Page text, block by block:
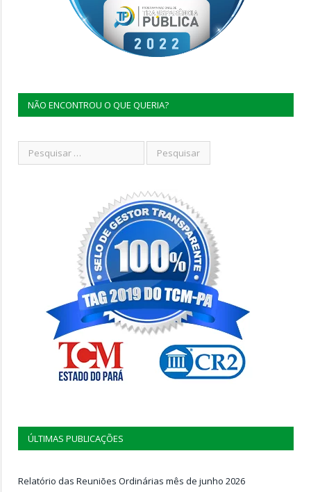
NÃO ENCONTROU O QUE QUERIA?
ÚLTIMAS PUBLICAÇÕES
Relatório das Reuniões Ordinárias mês de junho 2026